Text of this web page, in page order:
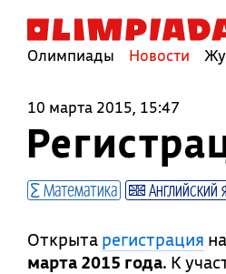
Олимпиады Новости
10 марта 2015, 15:47
Математика Английский
Открыта регистрация
марта 2015 года. К